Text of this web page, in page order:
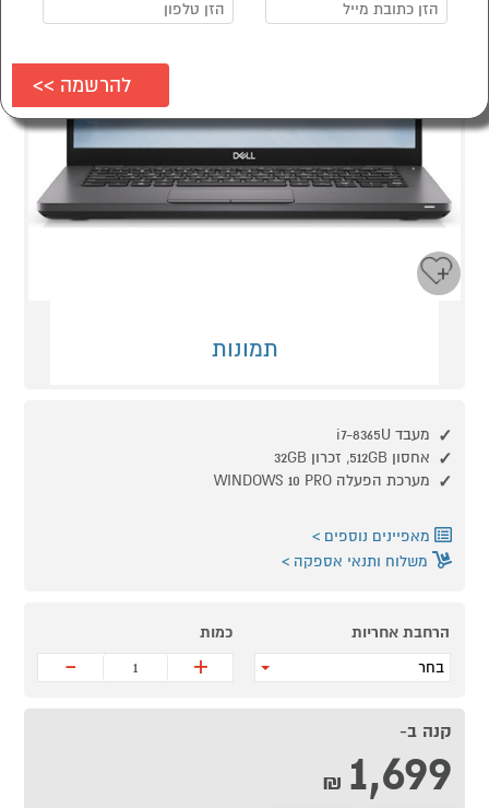
תמונות
מעבד i7-8365U
אחסון 512GB, זכרון 32GB
מערכת הפעלה WINDOWS 10 PRO
מאפיינים נוספים
משלוח ותנאי אספקה
הרחבת אחריות
בחר
כמות
+
-
קנה ב-
1,699
₪